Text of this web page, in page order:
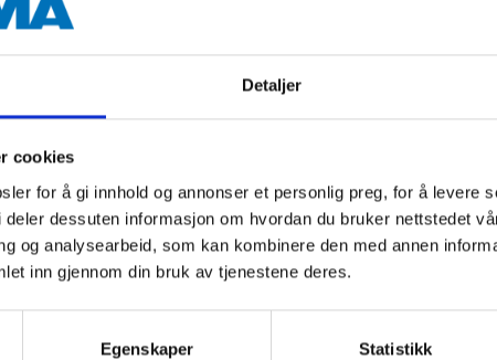
Detaljer
cookies
for å gi innhold og annonser et personlig preg, for å levere
dessuten informasjon om hvordan du bruker nettstedet
og analysearbeid, som kan kombinere den med annen
inn gjennom din bruk av tjenestene deres.
Egenskaper Statistikk